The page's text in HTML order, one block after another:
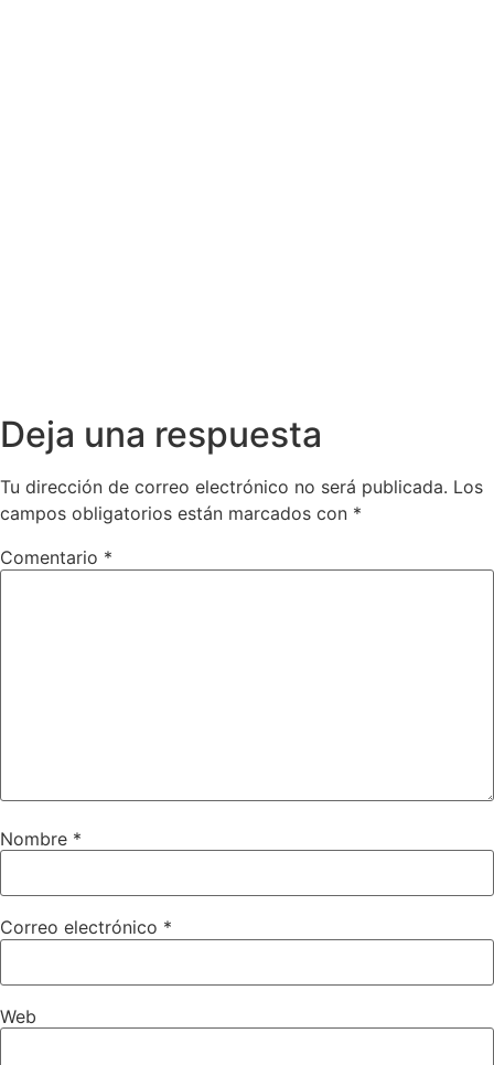
Deja una respuesta
Tu dirección de correo electrónico no será publicada. Los
campos obligatorios están marcados con *
Comentario *
Nombre *
Correo electrónico *
Web